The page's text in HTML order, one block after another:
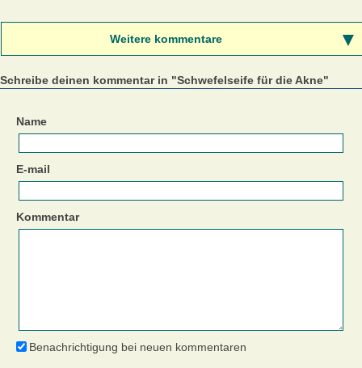
Weitere kommentare
Schreibe deinen kommentar in "Schwefelseife für die Akne"
Name
E-mail
Kommentar
Benachrichtigung bei neuen kommentaren